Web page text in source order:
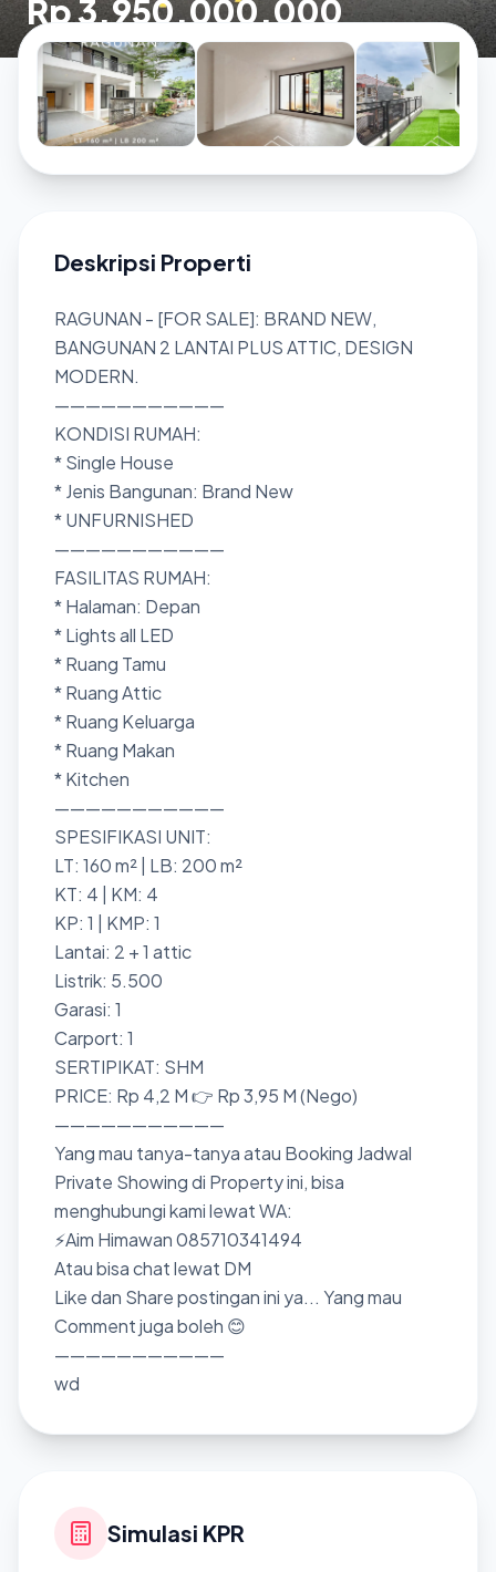
Rp 3.950.000.000
Deskripsi Properti
RAGUNAN - [FOR SALE]: BRAND NEW,
BANGUNAN 2 LANTAI PLUS ATTIC, DESIGN
MODERN.
———————————
KONDISI RUMAH:
* Single House
* Jenis Bangunan: Brand New
* UNFURNISHED
———————————
FASILITAS RUMAH:
* Halaman: Depan
* Lights all LED
* Ruang Tamu
* Ruang Attic
* Ruang Keluarga
* Ruang Makan
* Kitchen
———————————
SPESIFIKASI UNIT:
LT: 160 m² | LB: 200 m²
KT: 4 | KM: 4
KP: 1 | KMP: 1
Lantai: 2 + 1 attic
Listrik: 5.500
Garasi: 1
Carport: 1
SERTIPIKAT: SHM
PRICE: Rp 4,2 M 👉 Rp 3,95 M (Nego)
———————————
Yang mau tanya-tanya atau Booking Jadwal
Private Showing di Property ini, bisa
menghubungi kami lewat WA:
⚡Aim Himawan 085710341494
Atau bisa chat lewat DM
Like dan Share postingan ini ya... Yang mau
Comment juga boleh 😊
———————————
wd
Simulasi KPR